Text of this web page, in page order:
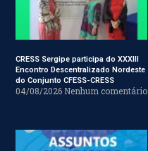
CRESS Sergipe participa do XXXIII
Encontro Descentralizado Nordeste
do Conjunto CFESS-CRESS
04/08/2026 Nenhum comentário